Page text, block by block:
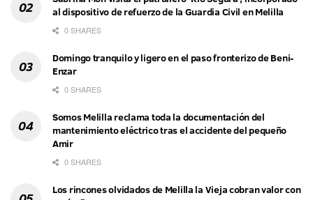
al dispositivo de refuerzo de la Guardia Civil en Melilla
0 SHARES
Domingo tranquilo y ligero en el paso fronterizo de Beni-
Enzar
0 SHARES
Somos Melilla reclama toda la documentación del
mantenimiento eléctrico tras el accidente del pequeño
Amir
0 SHARES
Los rincones olvidados de Melilla la Vieja cobran valor con